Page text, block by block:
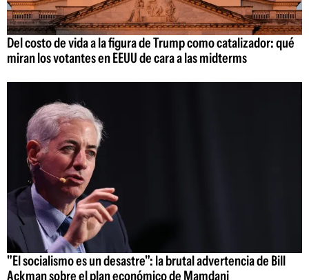
Del costo de vida a la figura de Trump como catalizador: qué
miran los votantes en EEUU de cara a las midterms
"El socialismo es un desastre": la brutal advertencia de Bill
Ackman sobre el plan económico de Mamdani